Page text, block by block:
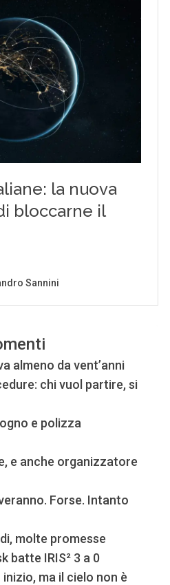
almeno da vent’anni
chi vuol partire, si
e polizza
e anche organizzatore
Forse. Intanto
molte promesse
batte IRIS² 3 a 0
ma il cielo non è